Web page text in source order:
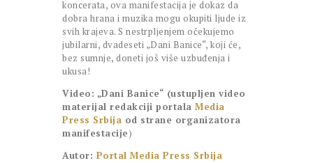
koncerata, ova manifestacija je dokaz da
dobra hrana i muzika mogu okupiti ljude iz
svih krajeva. S nestrpljenjem očekujemo
jubilarni, dvadeseti „Dani Banice“, koji će,
bez sumnje, doneti još više uzbuđenja i
ukusa!
Video: „Dani Banice“ (ustupljen video
materijal redakciji portala Media
Press Srbija od strane organizatora
manifestacije)
Autor: Portal Media Press Srbija